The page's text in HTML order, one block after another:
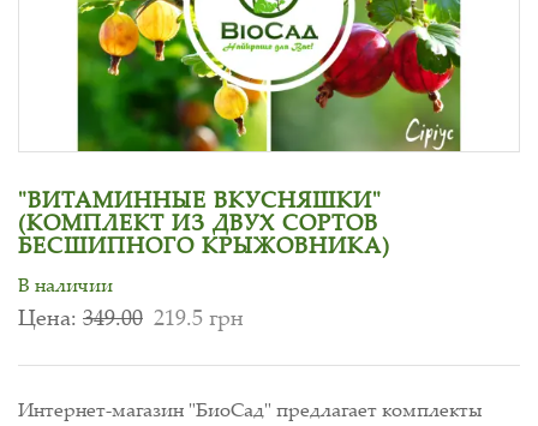
"ВИТАМИННЫЕ ВКУСНЯШКИ"
(КОМПЛЕКТ ИЗ ДВУХ СОРТОВ
БЕСШИПНОГО КРЫЖОВНИКА)
В наличии
Цена: 349.00 219.5 грн
Интернет-магазин "БиоСад" предлагает комплекты